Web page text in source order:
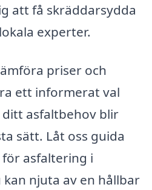
att få skräddarsydda
experter.
priser och
ett informerat val
asfaltbehov blir
sätt. Låt oss guida
asfaltering i
kan njuta av en hållbar